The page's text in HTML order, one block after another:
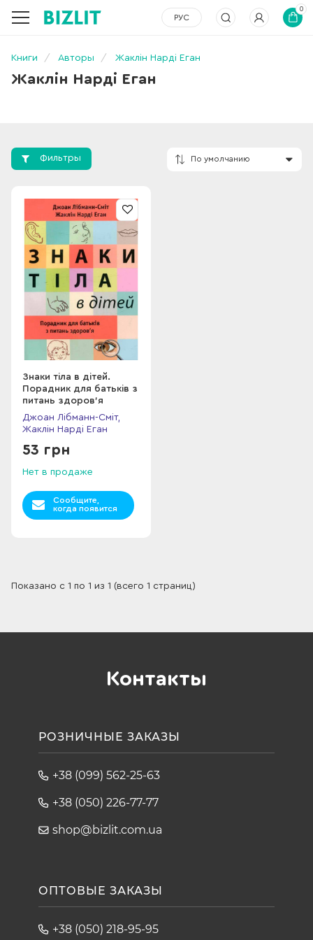
РУС
0
Книги Авторы Жаклін Нарді Еган
Жаклін Нарді Еган
Фильтры
Знаки тіла в дітей.
Порадник для батьків з
питань здоров'я
Джоан Лібманн-Сміт,
Жаклін Нарді Еган
53 грн
Нет в продаже
Сообщите,
когда появится
Показано с 1 по 1 из 1 (всего 1 страниц)
Контакты
РОЗНИЧНЫЕ ЗАКАЗЫ
+38 (099) 562-25-63
+38 (050) 226-77-77
shop@bizlit.com.ua
ОПТОВЫЕ ЗАКАЗЫ
+38 (050) 218-95-95